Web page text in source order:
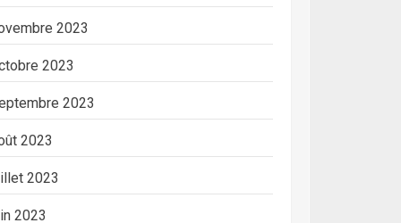
2023
2023
2023
2023
2023
2023